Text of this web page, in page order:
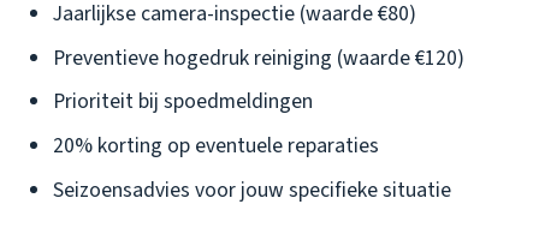
Jaarlijkse camera-inspectie (waarde €80)
Preventieve hogedruk reiniging (waarde €120)
Prioriteit bij spoedmeldingen
20% korting op eventuele reparaties
Seizoensadvies voor jouw specifieke situatie